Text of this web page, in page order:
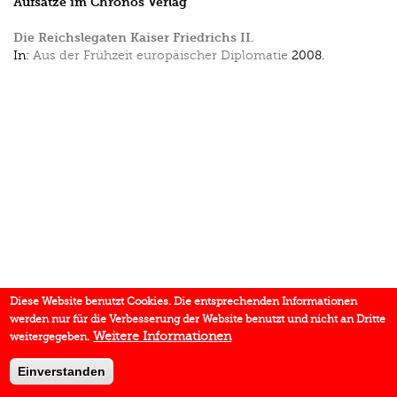
Die Reichslegaten Kaiser Friedrichs II.
In: Aus der Frühzeit europäischer Diplomatie 2008.
Diese Website benutzt Cookies. Die entsprechenden Informationen
werden nur für die Verbesserung der Website benutzt und nicht an Dritte
weitergegeben. Weitere Informationen
Einverstanden